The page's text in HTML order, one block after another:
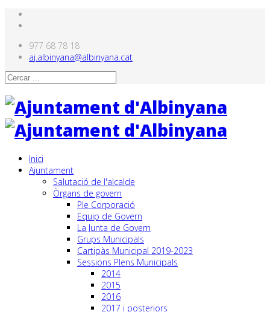
977 68 78 18
aj.albinyana@albinyana.cat
Inici
Ajuntament
Salutació de l'alcalde
Òrgans de govern
Ple Corporació
Equip de Govern
La Junta de Govern
Grups Municipals
Cartipàs Municipal 2019-2023
Sessions Plens Municipals
2014
2015
2016
2017 i posteriors